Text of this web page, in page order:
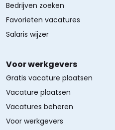
Bedrijven zoeken
Favorieten vacatures
Salaris wijzer
Voor werkgevers
Gratis vacature plaatsen
Vacature plaatsen
Vacatures beheren
Voor werkgevers